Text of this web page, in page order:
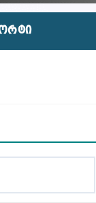
ეროვნული